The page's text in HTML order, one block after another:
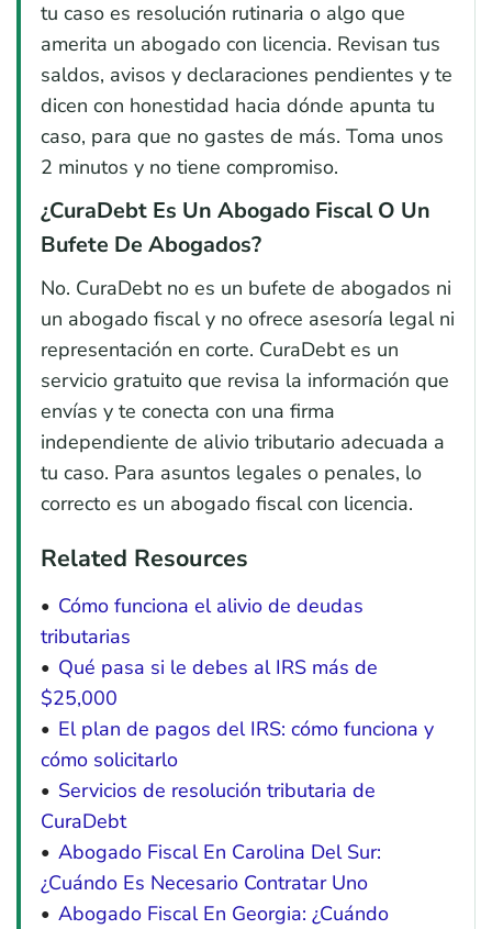
tu caso es resolución rutinaria o algo que
amerita un abogado con licencia. Revisan tus
saldos, avisos y declaraciones pendientes y te
dicen con honestidad hacia dónde apunta tu
caso, para que no gastes de más. Toma unos
2 minutos y no tiene compromiso.
¿CuraDebt Es Un Abogado Fiscal O Un
Bufete De Abogados?
No. CuraDebt no es un bufete de abogados ni
un abogado fiscal y no ofrece asesoría legal ni
representación en corte. CuraDebt es un
servicio gratuito que revisa la información que
envías y te conecta con una firma
independiente de alivio tributario adecuada a
tu caso. Para asuntos legales o penales, lo
correcto es un abogado fiscal con licencia.
Related Resources
Cómo funciona el alivio de deudas
tributarias
Qué pasa si le debes al IRS más de
$25,000
El plan de pagos del IRS: cómo funciona y
cómo solicitarlo
Servicios de resolución tributaria de
CuraDebt
Abogado Fiscal En Carolina Del Sur:
¿Cuándo Es Necesario Contratar Uno
Abogado Fiscal En Georgia: ¿Cuándo